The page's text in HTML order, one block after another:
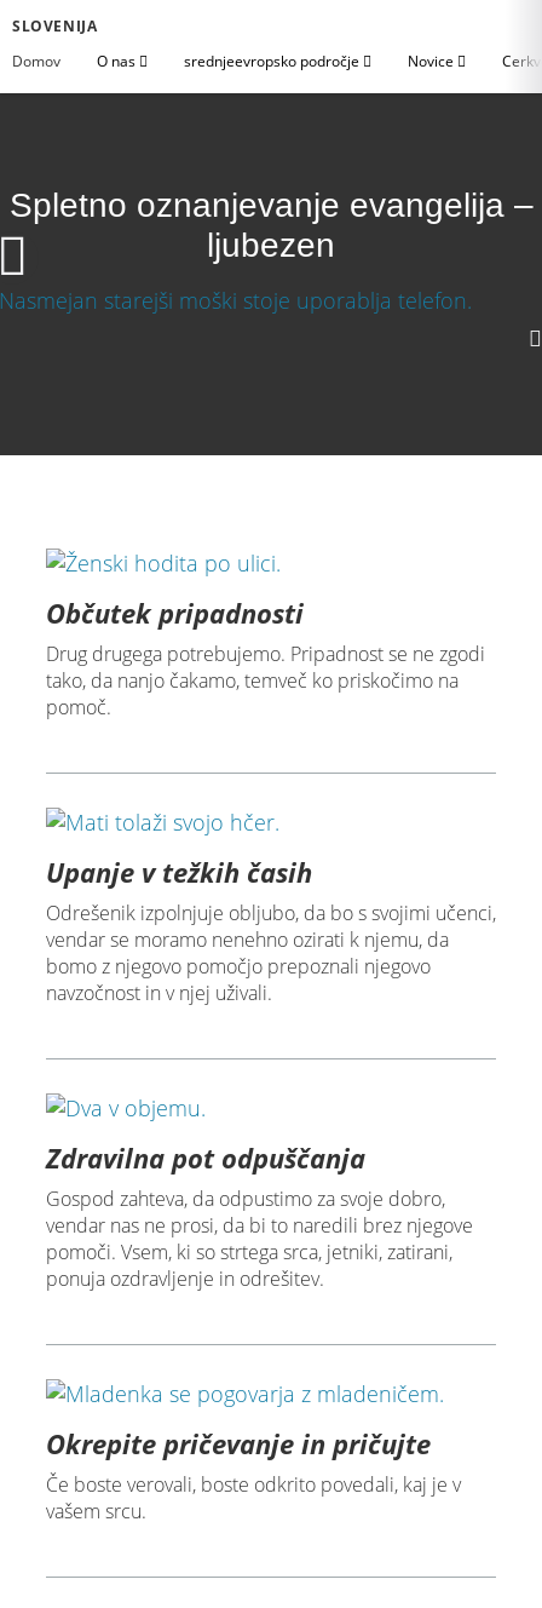
SLOVENIJA
Domov
O nas srednjeevropsko področje Novice
Spletno oznanjevanje evangelija –
ljubezen
Občutek pripadnosti
Drug drugega potrebujemo. Pripadnost se ne zgodi
tako, da nanjo čakamo, temveč ko priskočimo na
pomoč.
Upanje v težkih časih
Odrešenik izpolnjuje obljubo, da bo s svojimi učenci,
vendar se moramo nenehno ozirati k njemu, da
bomo z njegovo pomočjo prepoznali njegovo
navzočnost in v njej uživali.
Zdravilna pot odpuščanja
Gospod zahteva, da odpustimo za svoje dobro,
vendar nas ne prosi, da bi to naredili brez njegove
pomoči. Vsem, ki so strtega srca, jetniki, zatirani,
ponuja ozdravljenje in odrešitev.
Okrepite pričevanje in pričujte
Če boste verovali, boste odkrito povedali, kaj je v
vašem srcu.